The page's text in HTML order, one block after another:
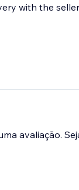
avaliação.